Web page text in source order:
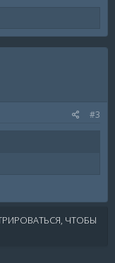
#3
ЧТОБЫ